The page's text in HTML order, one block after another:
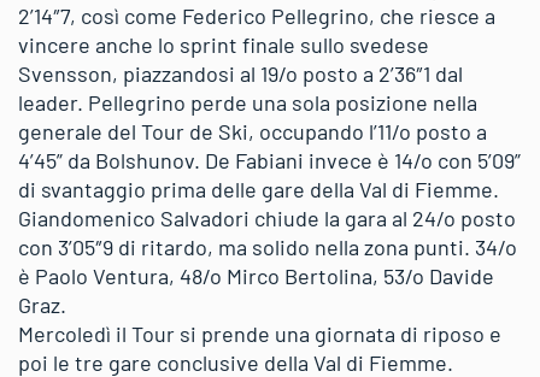
2’14″7, così come Federico Pellegrino, che riesce a
vincere anche lo sprint finale sullo svedese
Svensson, piazzandosi al 19/o posto a 2’36″1 dal
leader. Pellegrino perde una sola posizione nella
generale del Tour de Ski, occupando l’11/o posto a
4’45” da Bolshunov. De Fabiani invece è 14/o con 5’09”
di svantaggio prima delle gare della Val di Fiemme.
Giandomenico Salvadori chiude la gara al 24/o posto
con 3’05″9 di ritardo, ma solido nella zona punti. 34/o
è Paolo Ventura, 48/o Mirco Bertolina, 53/o Davide
Graz.
Mercoledì il Tour si prende una giornata di riposo e
poi le tre gare conclusive della Val di Fiemme.